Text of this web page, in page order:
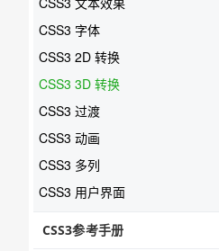
CSS3 字体
CSS3 2D 转换
CSS3 3D 转换
CSS3 过渡
CSS3 动画
CSS3 多列
CSS3 用户界面
CSS3参考手册